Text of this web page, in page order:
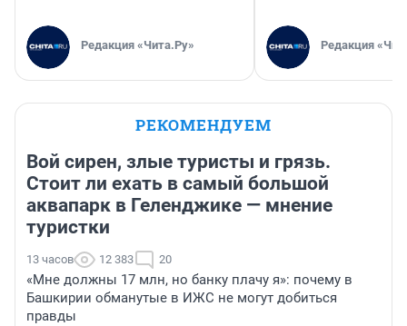
Редакция «Чита.Ру» Редакция
РЕКОМЕНДУЕМ
Вой сирен, злые туристы и грязь.
Стоит ли ехать в самый большой
аквапарк в Геленджике — мнение
туристки
13 часов 12 383 20
«Мне должны 17 млн, но банку плачу я»: почему в
Башкирии обманутые в ИЖС не могут добиться
правды